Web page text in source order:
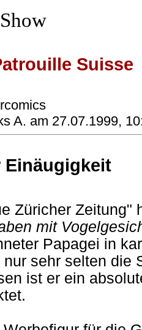
Suisse
A. am 27.07.1999,
Einäugigkeit
Züricher Zeitung"
mit
Papagei in
sehr selten die
ist er ein